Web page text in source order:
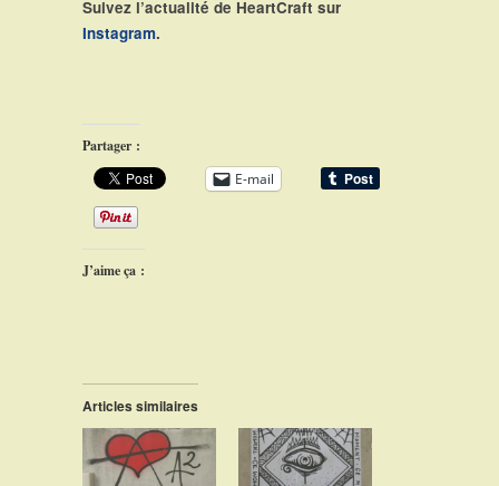
Suivez l’actualité de HeartCraft sur
Instagram.
Partager :
E-mail
J’aime ça :
Articles similaires